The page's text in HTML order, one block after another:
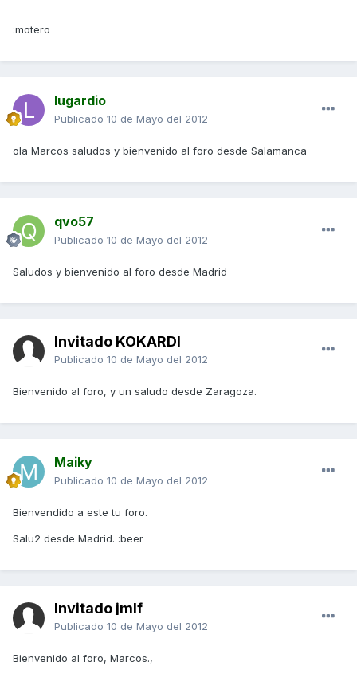
:motero
lugardio
Publicado 10 de Mayo del 2012
ola Marcos saludos y bienvenido al foro desde Salamanca
qvo57
Publicado 10 de Mayo del 2012
Saludos y bienvenido al foro desde Madrid
Invitado KOKARDI
Publicado 10 de Mayo del 2012
Bienvenido al foro, y un saludo desde Zaragoza.
Maiky
Publicado 10 de Mayo del 2012
Bienvendido a este tu foro.
Salu2 desde Madrid. :beer
Invitado jmlf
Publicado 10 de Mayo del 2012
Bienvenido al foro, Marcos.,